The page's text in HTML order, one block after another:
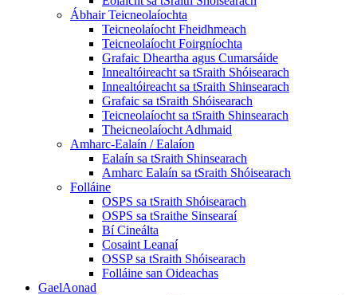
Ábhair Teicneolaíochta
Teicneolaíocht Fheidhmeach
Teicneolaíocht Foirgníochta
Grafaic Dheartha agus Cumarsáide
Innealtóireacht sa tSraith Shóisearach
Innealtóireacht sa tSraith Shinsearach
Grafaic sa tSraith Shóisearach
Teicneolaíocht sa tSraith Shinsearach
Theicneolaíocht Adhmaid
Amharc-Ealaín / Ealaíon
Ealaín sa tSraith Shinsearach
Amharc Ealaín sa tSraith Shóisearach
Folláine
OSPS sa tSraith Shóisearach
OSPS sa tSraithe Sinsearaí
Bí Cineálta
Cosaint Leanaí
OSSP sa tSraith Shóisearach
Folláine san Oideachas
GaelAonad